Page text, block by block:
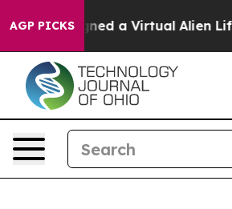
AGP PICKSa Virtual Alien Lifeform